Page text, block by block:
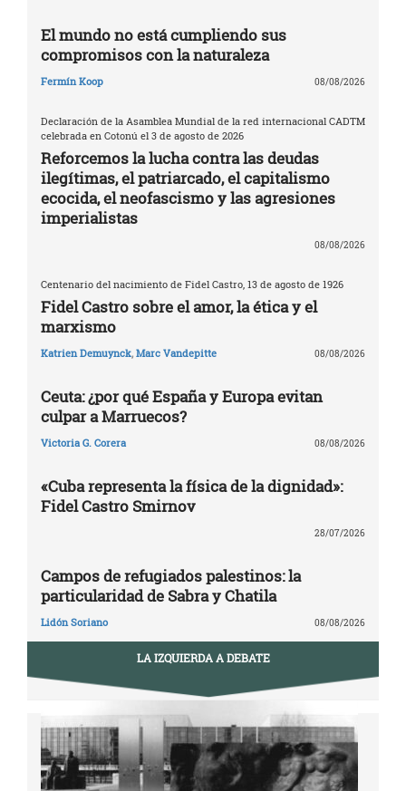
El mundo no está cumpliendo sus
compromisos con la naturaleza
Fermín Koop 08/08/2026
Declaración de la Asamblea Mundial de la red internacional CADTM
celebrada en Cotonú el 3 de agosto de 2026
Reforcemos la lucha contra las deudas
ilegítimas, el patriarcado, el capitalismo
ecocida, el neofascismo y las agresiones
imperialistas
08/08/2026
Centenario del nacimiento de Fidel Castro, 13 de agosto de 1926
Fidel Castro sobre el amor, la ética y el
marxismo
Katrien Demuynck, Marc Vandepitte 08/08/2026
Ceuta: ¿por qué España y Europa evitan
culpar a Marruecos?
Victoria G. Corera 08/08/2026
«Cuba representa la física de la dignidad»:
Fidel Castro Smirnov
28/07/2026
Campos de refugiados palestinos: la
particularidad de Sabra y Chatila
Lidón Soriano 08/08/2026
LA IZQUIERDA A DEBATE